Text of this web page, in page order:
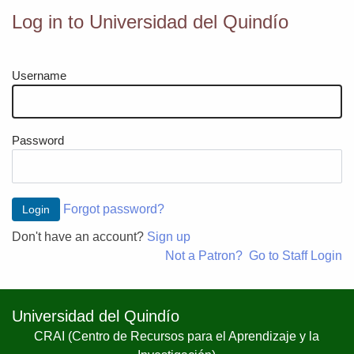
(TODAS)
Log in to Universidad del Quindío
Username
Password
Forgot password?
Don't have an account? Sign up
Not a Patron? Go to Staff Login
Universidad del Quindío
CRAI (Centro de Recursos para el Aprendizaje y la